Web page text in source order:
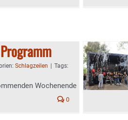
Schlagzeilen
Tags:
Wochenende
0